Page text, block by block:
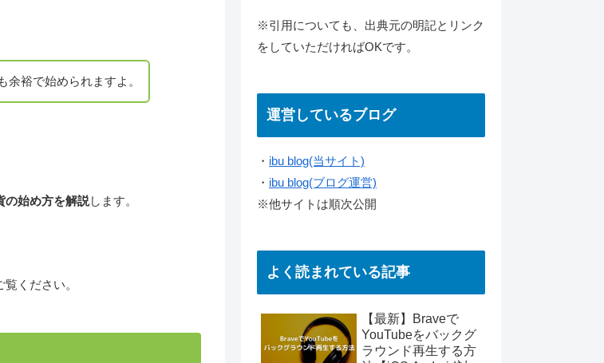
裕で始められますよ。
の始め方を解説します。
ください。
※引用についても、出典元の明記とリンク
をしていただければOKです。
運営しているブログ
・ ibu blog(当サイト)
・ ibu blog(ブログ運営)
※他サイトは順次公開
よく読まれている記事
【最新】Braveで
YouTubeをバックグ
ラウンド再生する方